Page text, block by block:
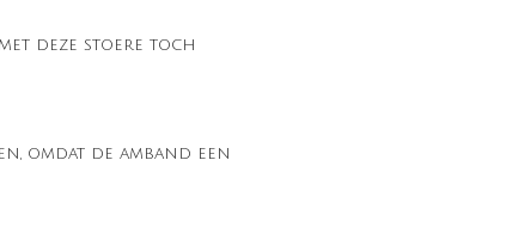
deze stoere toch
omdat de amband een